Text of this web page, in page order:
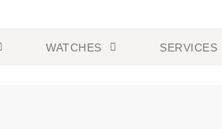
WATCHES SERVICES